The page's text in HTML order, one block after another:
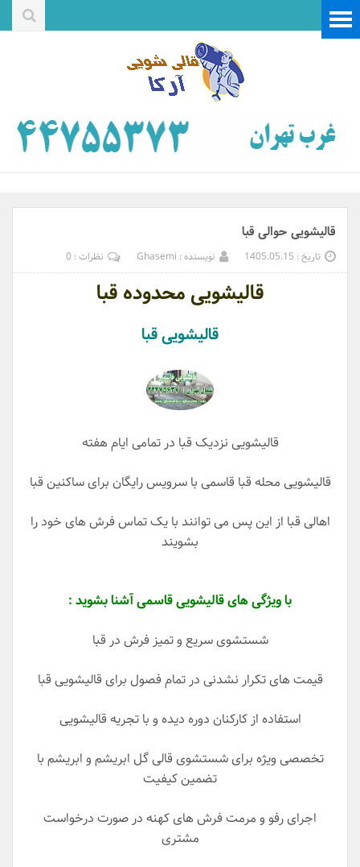
قالیشویی حوالی قبا
تاریخ : 1405.05.15 نویسنده : Ghasemi نظرات : 0
قالیشویی محدوده قبا
قالیشویی قبا
قالیشویی نزدیک قبا در تمامی ایام هفته
قالیشویی محله قبا قاسمی با سرویس رایگان برای ساکنین قبا
اهالی قبا از این پس می توانند با یک تماس فرش های خود را
بشویند
با ویژگی های قالیشویی قاسمی آشنا بشوید :
شستشوی سریع و تمیز فرش در قبا
قیمت های تکرار نشدنی در تمام فصول برای قالیشویی قبا
استفاده از کارکنان دوره دیده و با تجریه قالیشویی
تخصصی ویژه برای شستشوی قالی گل ابریشم و ابریشم با
تضمین کیفیت
اجرای رفو و مرمت فرش های کهنه در صورت درخواست
مشتری